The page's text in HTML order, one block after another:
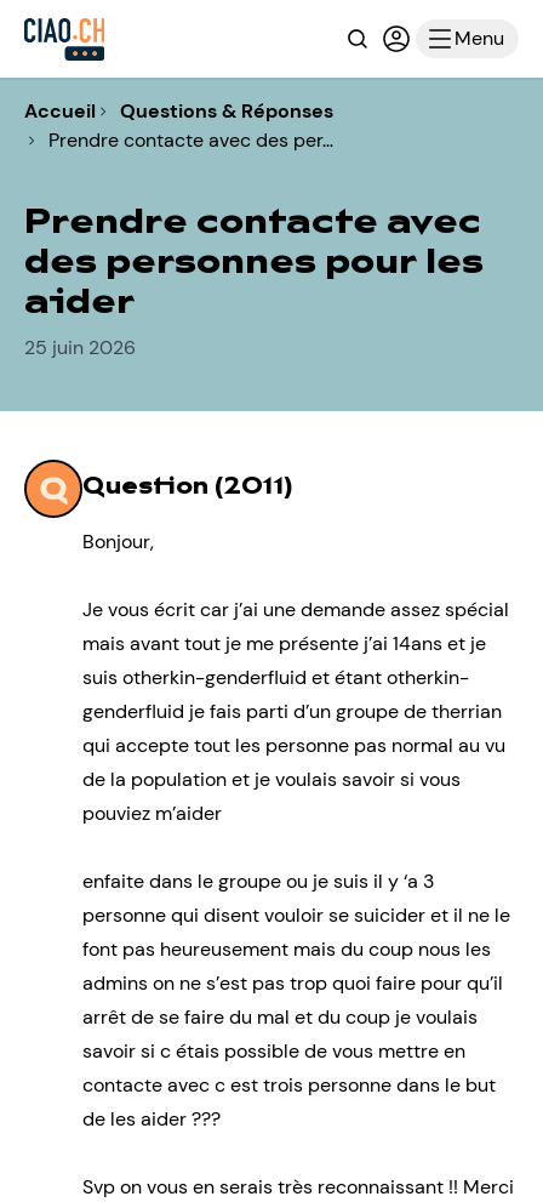
RechercheConnexion
Menu
Accueil
Questions & Réponses
Prendre contacte avec des per…
Prendre contacte avec
des personnes pour les
aider
25 juin 2026
Question (2011)
Bonjour,
Je vous écrit car j’ai une demande assez spécial
mais avant tout je me présente j’ai 14ans et je
suis otherkin-genderfluid et étant otherkin-
genderfluid je fais parti d’un groupe de therrian
qui accepte tout les personne pas normal au vu
de la population et je voulais savoir si vous
pouviez m’aider
enfaite dans le groupe ou je suis il y ‘a 3
personne qui disent vouloir se suicider et il ne le
font pas heureusement mais du coup nous les
admins on ne s’est pas trop quoi faire pour qu’il
arrêt de se faire du mal et du coup je voulais
savoir si c étais possible de vous mettre en
contacte avec c est trois personne dans le but
de les aider ???
Svp on vous en serais très reconnaissant !! Merci